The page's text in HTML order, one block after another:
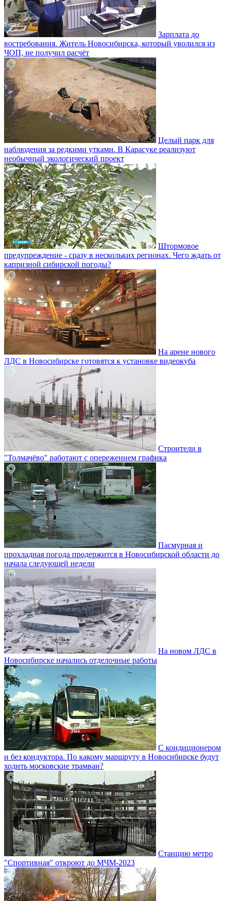
Зарплата до
востребования. Житель Новосибирска, который уволился из
ЧОП, не получил расчёт
Целый парк для
наблюдения за редкими утками. В Карасуке реализуют
необычный экологический проект
Штормовое
предупреждение - сразу в нескольких регионах. Чего ждать от
капризной сибирской погоды?
На арене нового
ЛДС в Новосибирске готовятся к установке видеокуба
Строители в
"Толмачёво" работают с опережением графика
Пасмурная и
прохладная погода продержится в Новосибирской области до
начала следующей недели
На новом ЛДС в
Новосибирске начались отделочные работы
С кондиционером
и без кондуктора. По какому маршруту в Новосибирске будут
ходить московские трамваи?
Станцию метро
"Спортивная" откроют до МЧМ-2023